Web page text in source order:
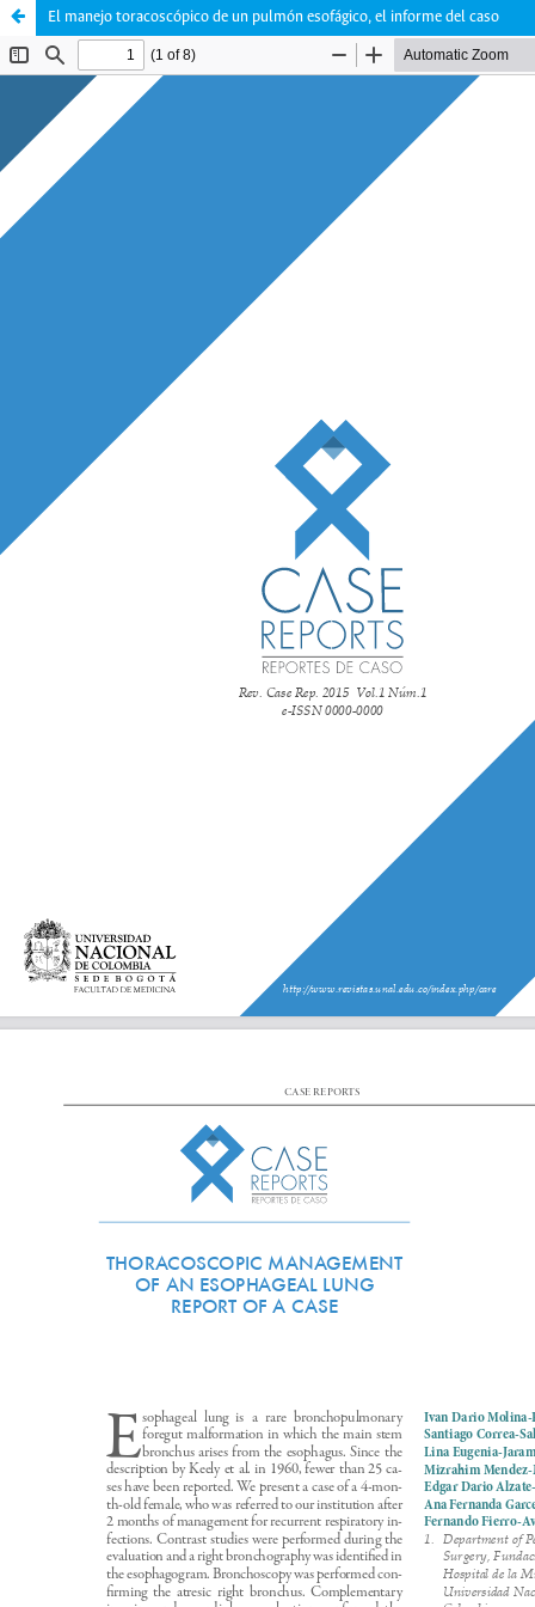
El manejo toracoscópico de un pulmón esofágico, el informe del caso